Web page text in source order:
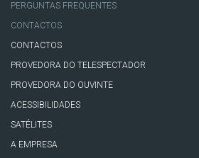
PERGUNTAS FREQUENTES
CONTACTOS
CONTACTOS
PROVEDORA DO TELESPECTADOR
PROVEDORA DO OUVINTE
ACESSIBILIDADES
SATÉLITES
A EMPRESA